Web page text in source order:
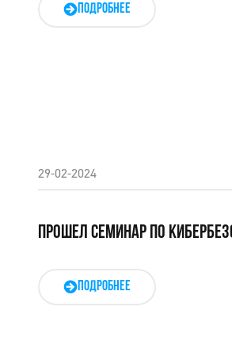
ПОДРОБНЕЕ
29-02-2024
ПРОШЕЛ СЕМИНАР ПО
ПОДРОБНЕЕ